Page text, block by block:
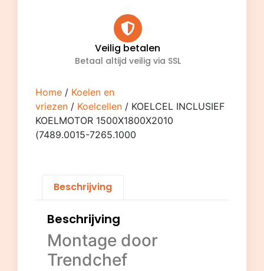
Veilig betalen
Betaal altijd veilig via SSL
Home / Koelen en
vriezen / Koelcellen / KOELCEL INCLUSIEF
KOELMOTOR 1500X1800X2010
(7489.0015-7265.1000
Beschrijving
Beschrijving
Montage door
Trendchef